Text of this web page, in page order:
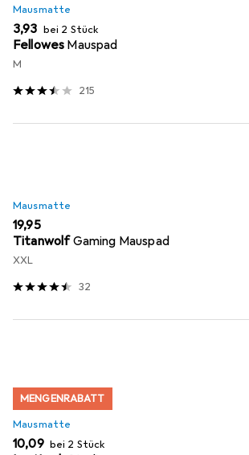
Mausmatte
EUR
3,93 bei 2 Stück
Fellowes Mauspad
M
215
Mausmatte
EUR
19,95
TitanwolfGaming Mauspad
XXL
32
MENGENRABATT
Mausmatte
EUR
10,09 bei 2 Stück